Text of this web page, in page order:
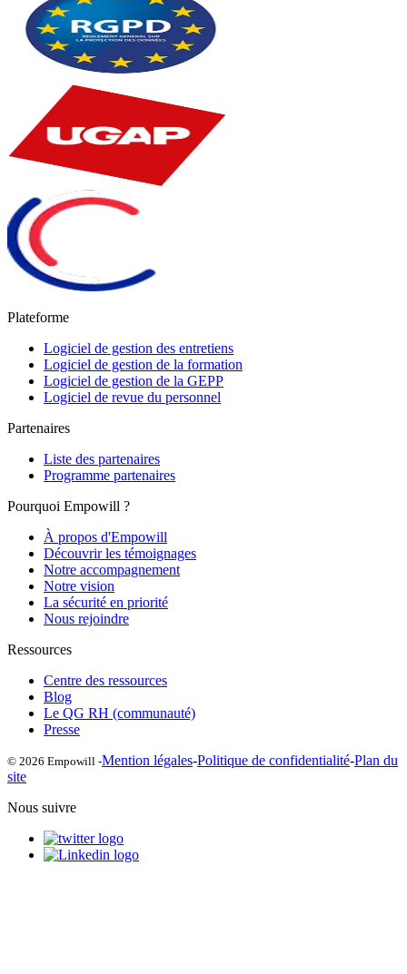
Plateforme
Logiciel de gestion des entretiens
Logiciel de gestion de la formation
Logiciel de gestion de la GEPP
Logiciel de revue du personnel
Partenaires
Liste des partenaires
Programme partenaires
Pourquoi Empowill ?
À propos d'Empowill
Découvrir les témoignages
Notre accompagnement
Notre vision
La sécurité en priorité
Nous rejoindre
Ressources
Centre des ressources
Blog
Le QG RH (communauté)
Presse
© 2026 Empowill -Mention légales-Politique de confidentialité-Plan du
site
Nous suivre